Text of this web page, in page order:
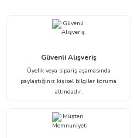
Güvenli Alışveriş
Üyelik veya sipariş aşamasında
paylaştığınız kişisel bilgiler koruma
altındadır.